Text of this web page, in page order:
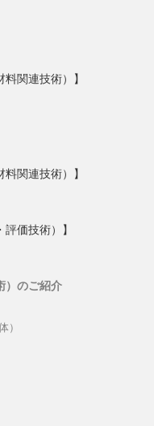
料関連技術）】
料関連技術）】
評価技術）】
）のご紹介
）